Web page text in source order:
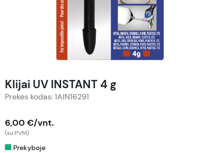
Klijai UV INSTANT 4 g
Prekės kodas: 1AIN16291
6,00 €/vnt.
(su PVM)
Prekyboje